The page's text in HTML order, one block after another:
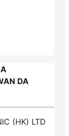
DA
(HK) LTD